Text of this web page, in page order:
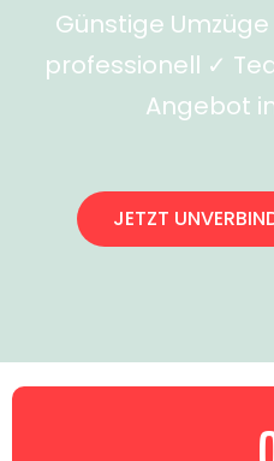
Günstige
professionell ✓
Angebot
JETZT